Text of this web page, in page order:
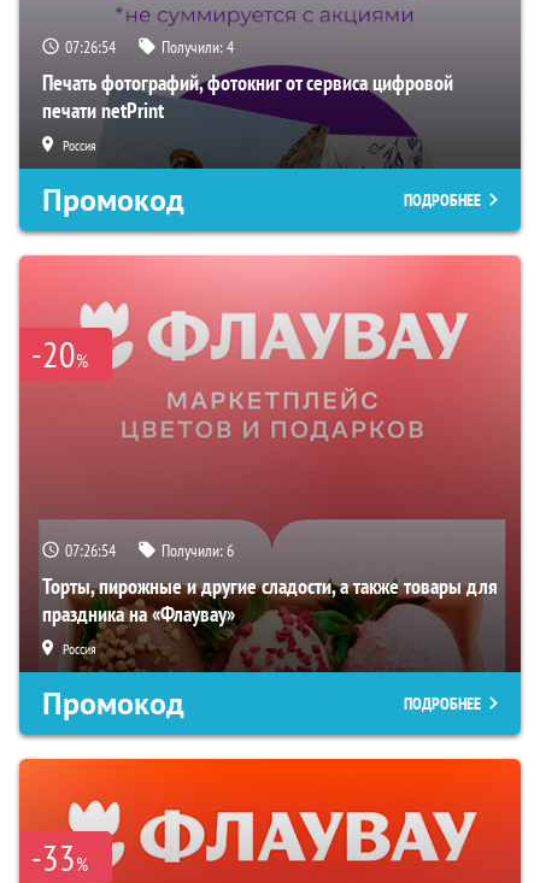
07:26:53 Получили:4
Печать фотографий, фотокниг от сервиса цифровой
печати netPrint
Россия
Промокод ПОДРОБНЕЕ
-20%
07:26:53 Получили:6
Торты, пирожные и другие сладости, а также товары для
праздника на «Флаувау»
Россия
Промокод ПОДРОБНЕЕ
-33%